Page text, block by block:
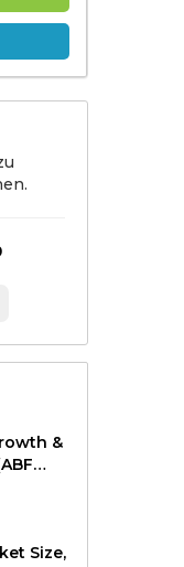
&
Size,